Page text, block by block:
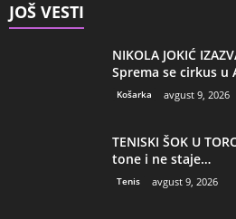
JOŠ VESTI
NIKOLA JOKIĆ
Sprema se cirkus u
Košarka avgust 9, 2026
TENISKI ŠOK U
tone i ne staje…
Tenis avgust 9, 2026